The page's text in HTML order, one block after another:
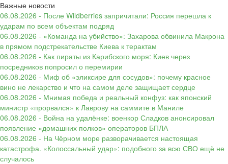
Важные новости
06.08.2026 - После Wildberries запричитали: Россия перешла к
ударам по всем объектам подряд
06.08.2026 - «Команда на убийство»: Захарова обвинила Макрона
в прямом подстрекательстве Киева к терактам
06.08.2026 - Как пираты из Карибского моря: Киев через
посредников попросил о перемирии
06.08.2026 - Миф об «эликсире для сосудов»: почему красное
вино не лекарство и что на самом деле защищает сердце
06.08.2026 - Мнимая победа и реальный конфуз: как японский
министр «прорвался» к Лаврову на саммите в Маниле
06.08.2026 - Война на удалёнке: военкор Сладков анонсировал
появление «домашних полков» операторов БПЛА
06.08.2026 - На Чёрном море разворачивается настоящая
катастрофа. «Колоссальный удар»: подобного за всю СВО ещё не
случалось